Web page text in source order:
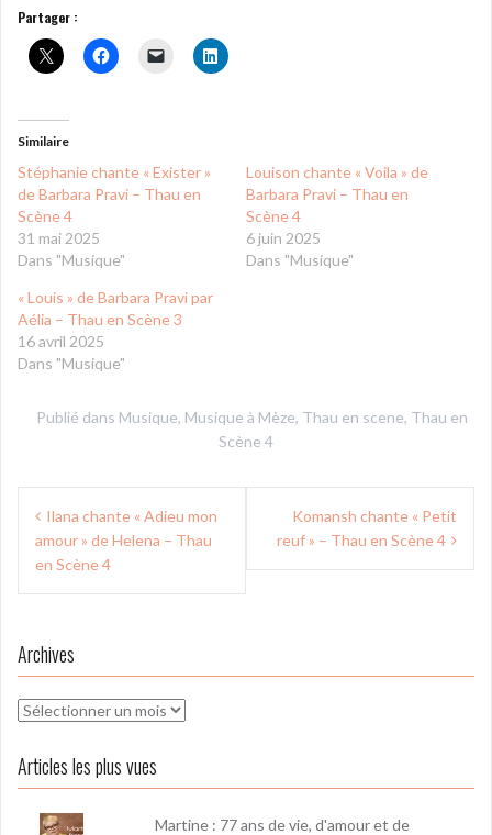
Partager :
Similaire
Stéphanie chante « Exister »
de Barbara Pravi – Thau en
Scène 4
31 mai 2025
Dans "Musique"
Louison chante « Voila » de
Barbara Pravi – Thau en
Scène 4
6 juin 2025
Dans "Musique"
« Louis » de Barbara Pravi par
Aélia – Thau en Scène 3
16 avril 2025
Dans "Musique"
Publié dans Musique, Musique à Mèze, Thau en scene, Thau en
Scène 4
Navigation
de
l’article
Ilana chante « Adieu mon
amour » de Helena – Thau
en Scène 4
Komansh chante « Petit
reuf » – Thau en Scène 4
Archives
Archives
Articles les plus vues
Martine : 77 ans de vie, d'amour et de